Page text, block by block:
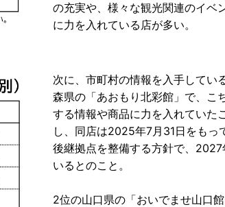
の充実や、様々な観光関連のイベ
に力を入れている店が多い。
次に、市町村の情報を入手してい
森県の「あおもり北彩館」で、こ
する情報や商品に力を入れていた
し、同店は2025年7月31日をもっ
後継拠点を整備する方針で、
いるとのこと。
2位の山口県の「おいでませ山口